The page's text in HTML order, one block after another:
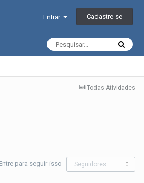
Entrar Cadastre-se
Todas Atividades
para seguir isso Seguidores 0